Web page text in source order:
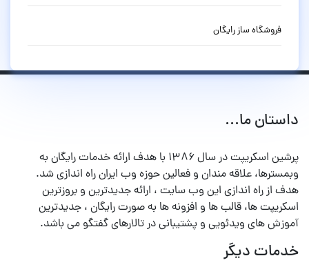
فروشگاه ساز رایگان
داستان ما...
پرشین اسکریپت در سال ۱۳۸۶ با هدف ارائه خدمات رایگان به
وبمسترها، علاقه مندان و فعالین حوزه وب ایران راه اندازی شد.
هدف از راه اندازی این وب سایت ، ارائه جدیدترین و بروزترین
اسکریپت ها، قالب ها و افزونه ها به صورت رایگان ، جدیدترین
آموزش های ویدئویی و پشتیبانی در تالارهای گفتگو می باشد.
خدمات دیگر